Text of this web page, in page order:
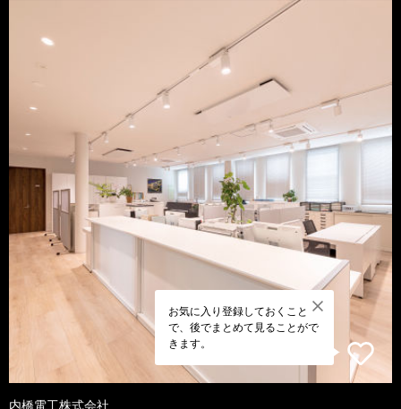
お気に入り登録しておくこと
で、後でまとめて見ることがで
きます。
内橋電工株式会社